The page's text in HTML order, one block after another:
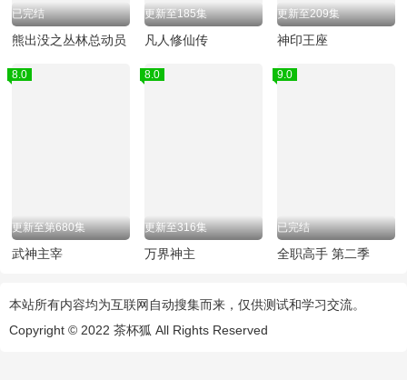
已完结
熊出没之丛林总动员
更新至185集
凡人修仙传
更新至209集
神印王座
8.0
更新至第680集
武神主宰
8.0
更新至316集
万界神主
9.0
已完结
全职高手 第二季
本站所有内容均为互联网自动搜集而来，仅供测试和学习交流。
Copyright © 2022 茶杯狐 All Rights Reserved